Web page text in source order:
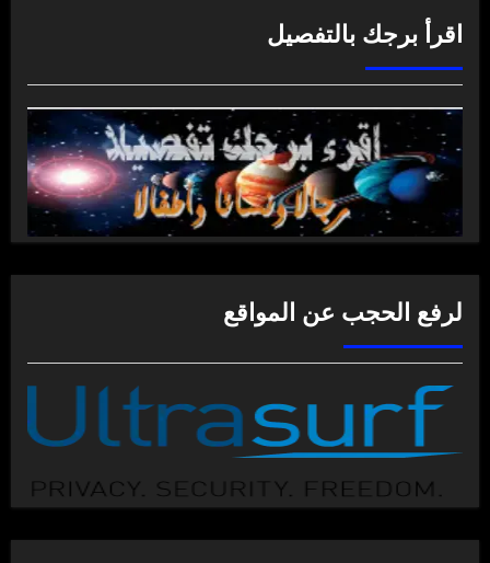
اقرأ برجك بالتفصيل
لرفع الحجب عن المواقع